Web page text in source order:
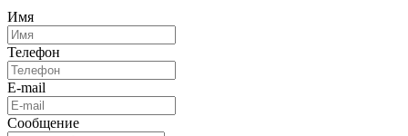
Имя
Телефон
E-mail
Сообщение